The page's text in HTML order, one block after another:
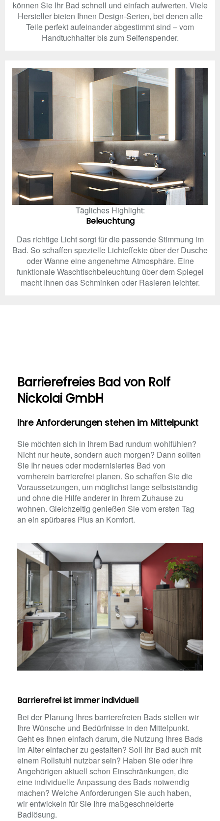
können Sie Ihr Bad schnell und einfach aufwerten. Viele
Hersteller bieten Ihnen Design-Serien, bei denen alle
Teile perfekt aufeinander abgestimmt sind – vom
Handtuchhalter bis zum Seifenspender.
Tägliches Highlight:
Beleuchtung
Das richtige Licht sorgt für die passende Stimmung im
Bad. So schaffen spezielle Lichteffekte über der Dusche
oder Wanne eine angenehme Atmosphäre. Eine
funktionale Waschtischbeleuchtung über dem Spiegel
macht Ihnen das Schminken oder Rasieren leichter.
Barrierefreies Bad von Rolf
Nickolai GmbH
Ihre Anforderungen stehen im Mittelpunkt
Sie möchten sich in Ihrem Bad rundum wohlfühlen?
Nicht nur heute, sondern auch morgen? Dann sollten
Sie Ihr neues oder modernisiertes Bad von
vornherein barrierefrei planen. So schaffen Sie die
Voraussetzungen, um möglichst lange selbstständig
und ohne die Hilfe anderer in Ihrem Zuhause zu
wohnen. Gleichzeitig genießen Sie vom ersten Tag
an ein spürbares Plus an Komfort.
Barrierefrei ist immer individuell
Bei der Planung Ihres barrierefreien Bads stellen wir
Ihre Wünsche und Bedürfnisse in den Mittelpunkt.
Geht es Ihnen einfach darum, die Nutzung Ihres Bads
im Alter einfacher zu gestalten? Soll Ihr Bad auch mit
einem Rollstuhl nutzbar sein? Haben Sie oder Ihre
Angehörigen aktuell schon Einschränkungen, die
eine individuelle Anpassung des Bads notwendig
machen? Welche Anforderungen Sie auch haben,
wir entwickeln für Sie Ihre maßgeschneiderte
Badlösung.